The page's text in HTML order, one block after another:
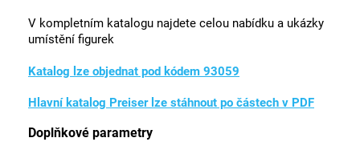
V kompletním katalogu najdete celou nabídku a ukázky
umístění figurek
Katalog lze objednat pod kódem 93059
Hlavní katalog Preiser lze stáhnout po částech v PDF
Doplňkové parametry